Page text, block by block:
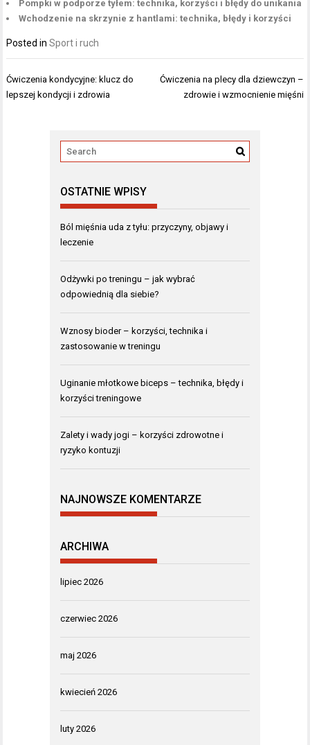
Pompki w podporze tyłem: technika, korzyści i błędy do unikania
Wchodzenie na skrzynie z hantlami: technika, błędy i korzyści
Posted inSport i ruch
Nawigacja
wpisu
Ćwiczenia kondycyjne: klucz do
lepszej kondycji i zdrowia
Ćwiczenia na plecy dla dziewczyn –
zdrowie i wzmocnienie mięśni
OSTATNIE WPISY
Ból mięśnia uda z tyłu: przyczyny, objawy i
leczenie
Odżywki po treningu – jak wybrać
odpowiednią dla siebie?
Wznosy bioder – korzyści, technika i
zastosowanie w treningu
Uginanie młotkowe biceps – technika, błędy i
korzyści treningowe
Zalety i wady jogi – korzyści zdrowotne i
ryzyko kontuzji
NAJNOWSZE KOMENTARZE
ARCHIWA
lipiec 2026
czerwiec 2026
maj 2026
kwiecień 2026
luty 2026